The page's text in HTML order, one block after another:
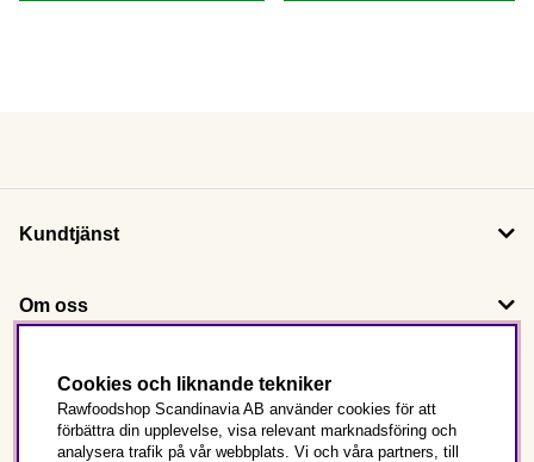
Kundtjänst
Om oss
Följ oss
Det här är Rawfoodshop
Cookies och liknande tekniker
Rawfoodshop Scandinavia AB använder cookies för att
förbättra din upplevelse, visa relevant marknadsföring och
analysera trafik på vår webbplats. Vi och våra partners, till